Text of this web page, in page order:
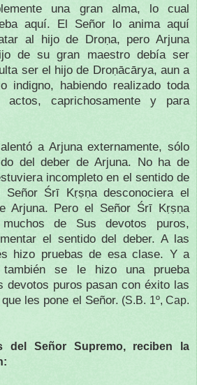
una gran alma, lo cual
aquí. El Señor lo anima aquí
al hijo de Droṇa, pero Arjuna
de su gran maestro debía ser
ser el hijo de Droṇācārya, aun a
indigno, habiendo realizado toda
actos, caprichosamente y para
a Arjuna externamente, sólo
del deber de Arjuna. No ha de
incompleto en el sentido de
Śrī Kṛṣṇa desconociera el
Arjuna. Pero el Señor Śrī Kṛṣṇa
de Sus devotos puros,
el sentido del deber. A las
hizo pruebas de esa clase. Y a
también se le hizo una prueba
devotos puros pasan con éxito las
les pone el Señor. (S.B. 1º, Cap.
del Señor Supremo, reciben la